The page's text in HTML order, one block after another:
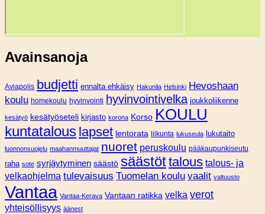
Avainsanoja
Aviapolis budjetti ennalta ehkäisy Hakunila Helsinki Hevoshaan
koulu homekoulu hyvinvointi hyvinvointivelka joukkoliikenne
kesätyö kesätyöseteli kirjasto korona Korso KOULU
kuntatalous lapset lentorata liikunta lukuseula lukutaito
luonnonsuojelu maahanmuuttajat nuoret peruskoulu pääkaupunkiseutu
raha sote syrjäytyminen säästö säästöttalous talous- ja
velkaohjelma tulevaisuus Tuomelan koulu vaalit valtuusto
Vantaa Vantaa-Kerava Vantaan ratikka velka verot
yhteisöllisyys äänest